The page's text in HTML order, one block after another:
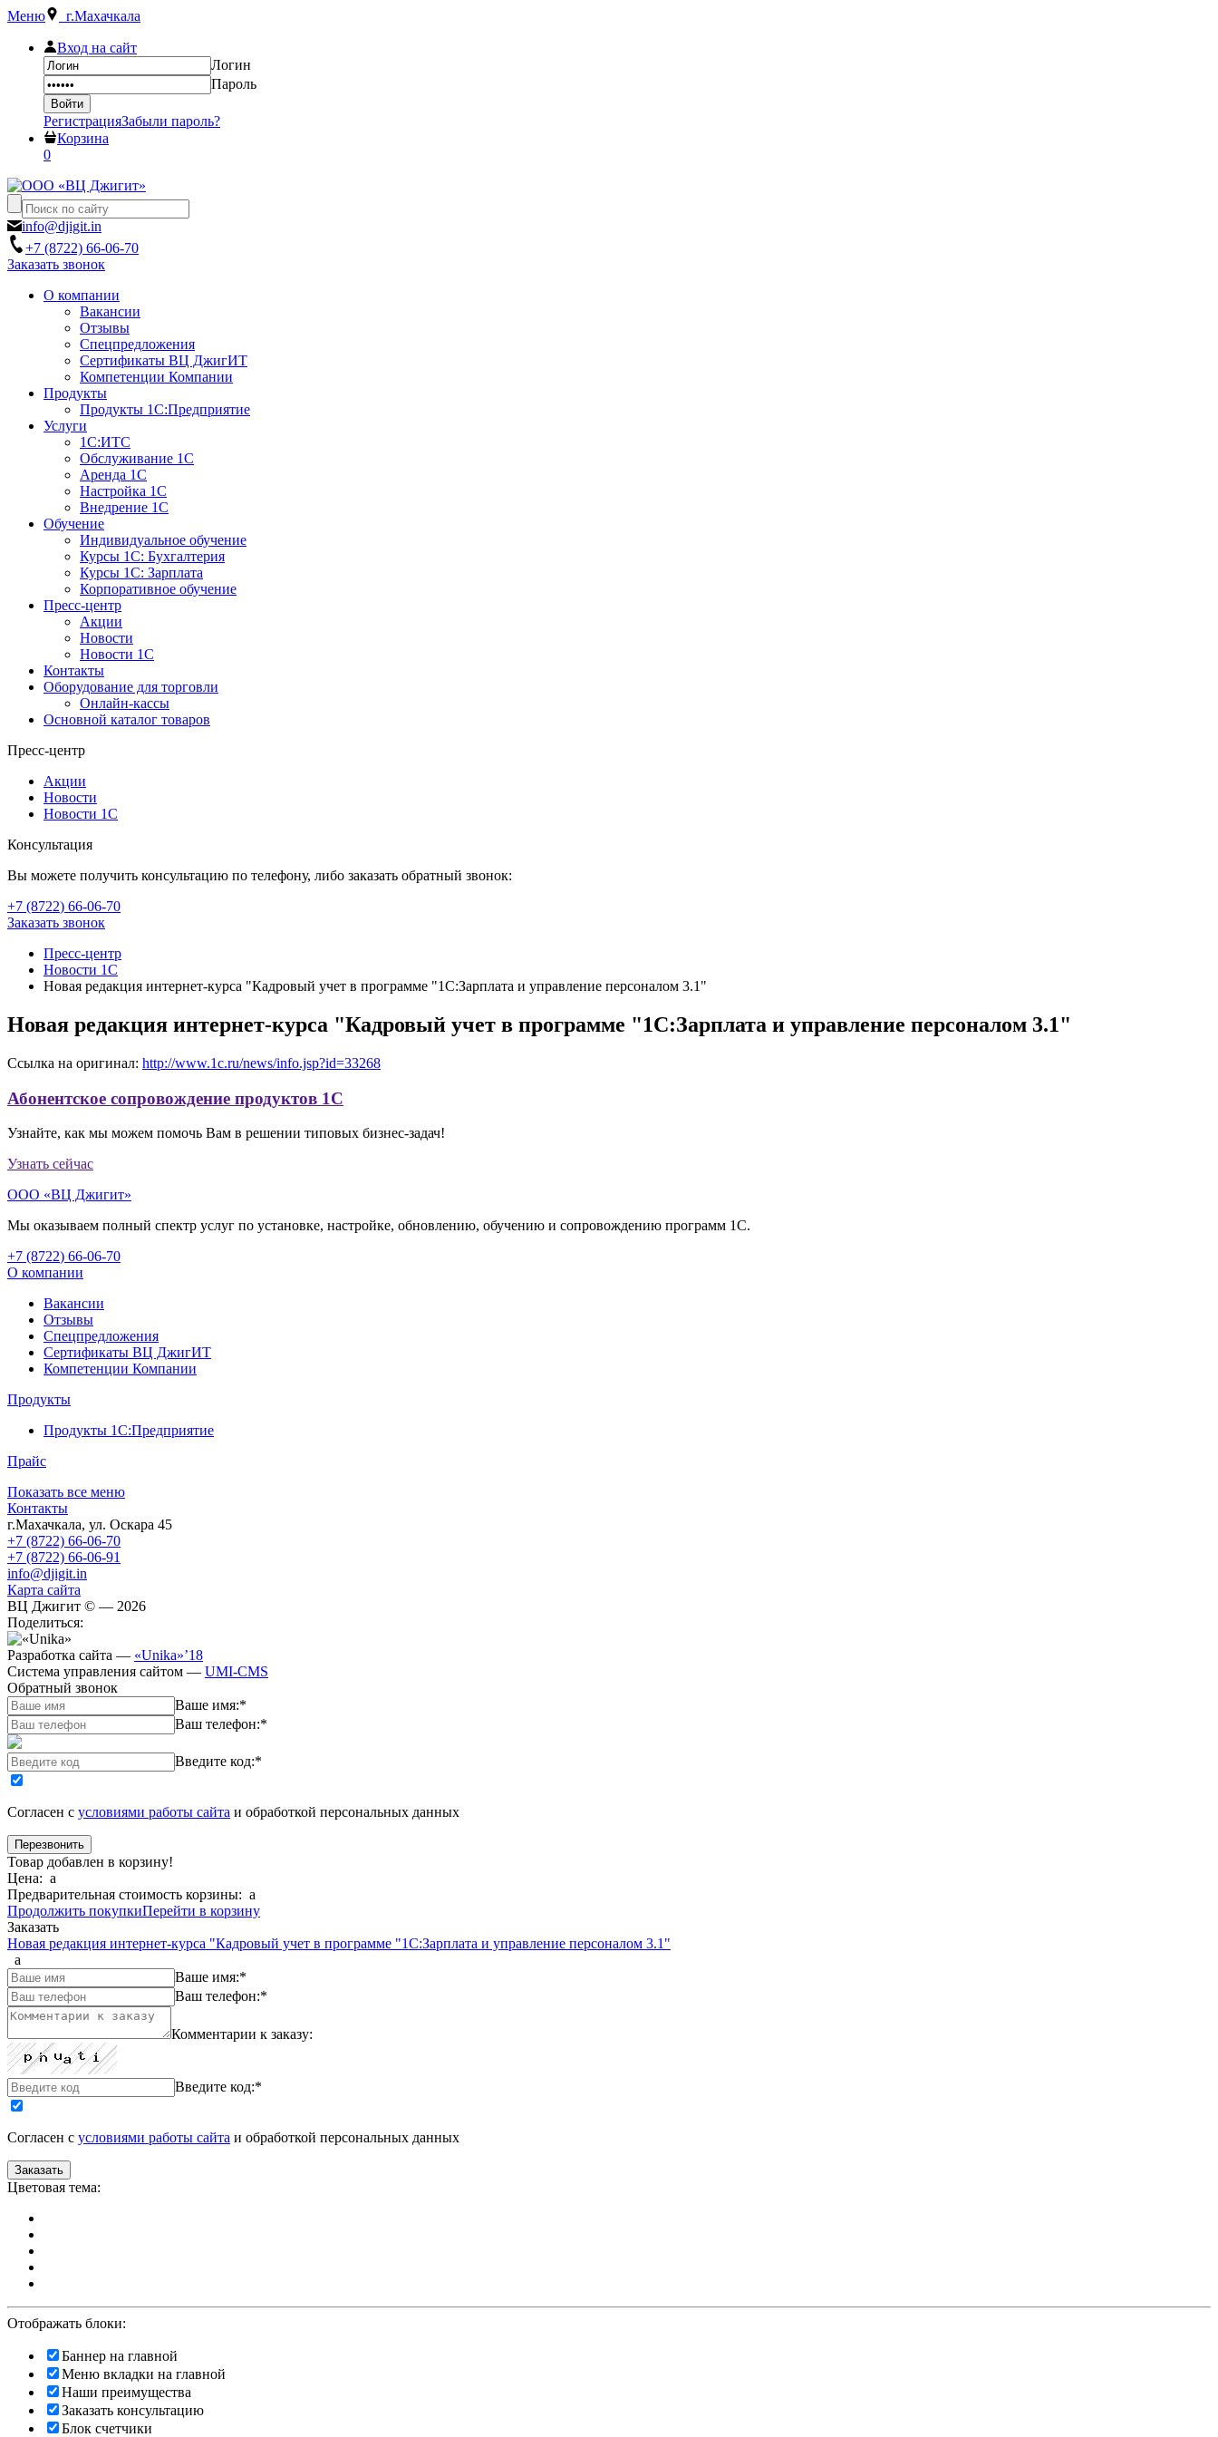
Меню г.Махачкала
Вход на сайт
Логин
Пароль
РегистрацияЗабыли пароль?
Корзина
0
info@djigit.in
+7 (8722) 66-06-70
Заказать звонок
О компании
Вакансии
Отзывы
Спецпредложения
Сертификаты ВЦ ДжигИТ
Компетенции Компании
Продукты
Продукты 1С:Предприятие
Услуги
1С:ИТС
Обслуживание 1С
Аренда 1С
Настройка 1С
Внедрение 1С
Обучение
Индивидуальное обучение
Курсы 1С: Бухгалтерия
Курсы 1С: Зарплата
Корпоративное обучение
Пресс-центр
Акции
Новости
Новости 1С
Контакты
Оборудование для торговли
Онлайн-кассы
Основной каталог товаров
Пресс-центр
Акции
Новости
Новости 1С
Консультация
Вы можете получить консультацию по телефону, либо заказать обратный звонок:
+7 (8722) 66-06-70
Заказать звонок
Пресс-центр
Новости 1С
Новая редакция интернет-курса "Кадровый учет в программе "1С:Зарплата и управление персоналом 3.1"
Новая редакция интернет-курса "Кадровый учет в программе "1С:Зарплата и управление персоналом 3.1"
Ссылка на оригинал: http://www.1c.ru/news/info.jsp?id=33268
Абонентское сопровождение продуктов 1C
Узнайте, как мы можем помочь Вам в решении типовых бизнес-задач!
Узнать сейчас
ООО «ВЦ Джигит»
Мы оказываем полный спектр услуг по установке, настройке, обновлению, обучению и сопровождению программ 1С.
+7 (8722) 66-06-70
О компании
Вакансии
Отзывы
Спецпредложения
Сертификаты ВЦ ДжигИТ
Компетенции Компании
Продукты
Продукты 1С:Предприятие
Прайс
Показать все меню
Контакты
г.Махачкала, ул. Оскара 45
+7 (8722) 66-06-70
+7 (8722) 66-06-91
info@djigit.in
Карта сайта
ВЦ Джигит © — 2026
Поделиться:
Разработка сайта — «Unika»’18
Система управления сайтом — UMI-CMS
Обратный звонок
Ваше имя:*
Ваш телефон:*
Введите код:*
Согласен с условиями работы сайта и обработкой персональных данных
Товар добавлен в корзину!
Цена: a
Предварительная стоимость корзины: a
Продолжить покупкиПерейти в корзину
Заказать
Новая редакция интернет-курса "Кадровый учет в программе "1С:Зарплата и управление персоналом 3.1"
a
Ваше имя:*
Ваш телефон:*
Комментарии к заказу:
Введите код:*
Согласен с условиями работы сайта и обработкой персональных данных
Цветовая тема:
Отображать блоки:
Баннер на главной
Меню вкладки на главной
Наши преимущества
Заказать консультацию
Блок счетчики